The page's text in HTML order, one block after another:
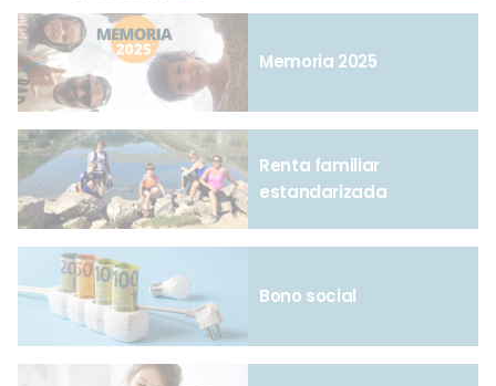
Memoria 2025
Renta familiar
estandarizada
Bono social